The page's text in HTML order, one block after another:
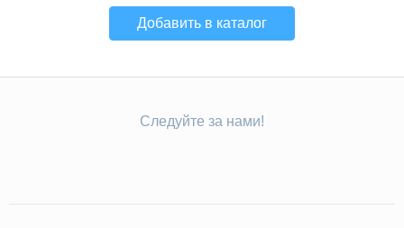
Добавить в каталог
Следуйте за нами!